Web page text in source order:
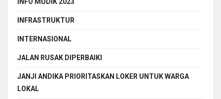
INFRASTRUKTUR
INTERNASIONAL
JALAN RUSAK DIPERBAIKI
JANJI ANDIKA PRIORITASKAN LOKER UNTUK WARGA
LOKAL